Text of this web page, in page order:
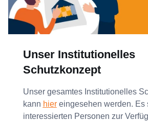
Unser Institutionelles
Schutzkonzept
Unser gesamtes Institutionelles
kann hiereingesehen werden. Es
interessierten Personen zur